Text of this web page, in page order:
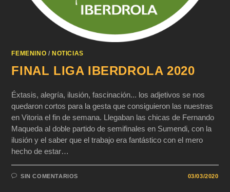
FEMENINO /NOTICIAS
FINAL LIGA IBERDROLA 2020
Éxtasis, alegría, ilusión, fascinación... los adjetivos se nos
quedaron cortos para la gesta que consiguieron las nuestras
en Vitoria el fin de semana. Llegaban las chicas de Fernando
Maqueda al doble partido de semifinales en Sumendi, con la
ilusión y el saber que el trabajo era fantástico con el mero
hecho de estar…
SIN COMENTARIOS 03/03/2020